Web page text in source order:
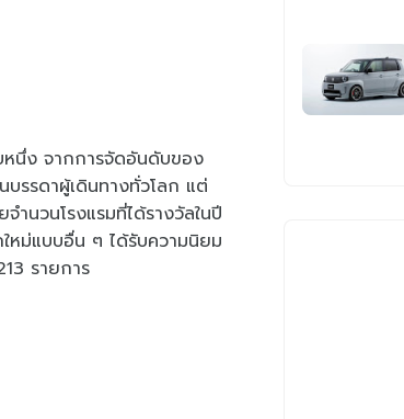
หนึ่ง จากการจัดอันดับของ
รรดาผู้เดินทางทั่วโลก แต่
ำนวนโรงแรมที่ได้รางวัลในปี
หม่แบบอื่น ๆ ได้รับความนิยม
รายการ